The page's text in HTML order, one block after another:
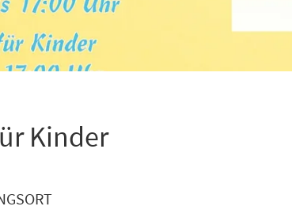
Kinder